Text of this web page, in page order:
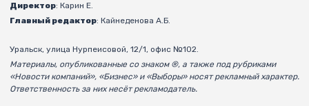
Директор: Карин Е.
Главный редактор: Кайнеденова А.Б.
Уральск, улица Нурпеисовой, 12/1, офис №102.
Материалы, опубликованные со знаком ®, а также под рубриками
«Новости компаний», «Бизнес» и «Выборы» носят рекламный характер.
Ответственность за них несёт рекламодатель.